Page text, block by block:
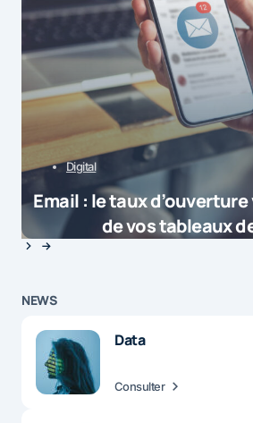
Digital
Email : le taux
de vos tableaux
NEWS
Data
Consulter